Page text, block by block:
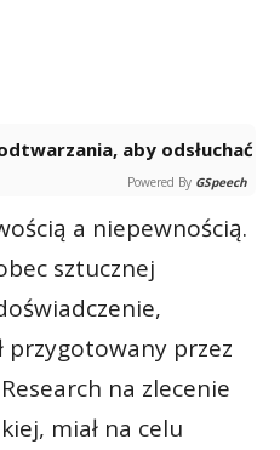
Powered By GSpeech
a niepewnością.
sztucznej
przygotowany przez
na zlecenie
miał na celu